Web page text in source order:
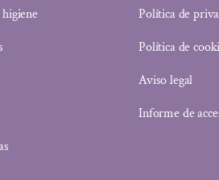
Política de
Política de
Aviso legal
Informe de